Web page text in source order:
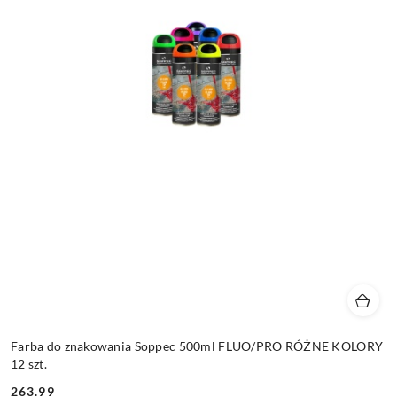
Farba do znakowania Soppec 500ml FLUO/PRO RÓŻNE KOLORY
12 szt.
263.99